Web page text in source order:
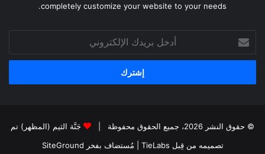
completely customize your website to your needs.
بريدك
الإلكتروني
© حقوق النشر 2026، جميع الحقوق محفوظة |
جَنَّة الثيم (المظهر) تم
تصميمه من قِبل TieLabs
| مُستضاف بفخر SiteGround